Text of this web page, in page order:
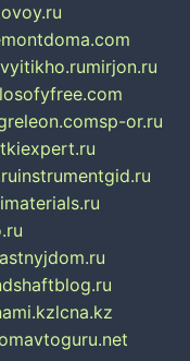
vyitikho.rumirjon.ru
sp-or.ru
instrumentgid.ru
lcna.kz
avtoguru.net